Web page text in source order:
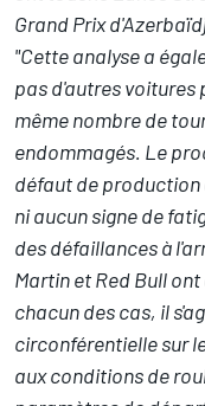
Grand Prix
"Cette analyse a
pas d'autres voitures
même nombre de
endommagés. Le
défaut de production
ni aucun signe de
des défaillances à
Martin et Red Bull
chacun des cas, il
circonférentielle sur
aux conditions de